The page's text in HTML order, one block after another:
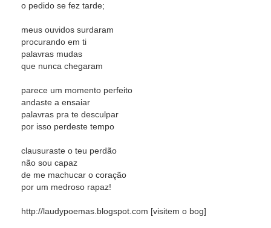
o pedido se fez tarde;
meus ouvidos surdaram
procurando em ti
palavras mudas
que nunca chegaram
parece um momento perfeito
andaste a ensaiar
palavras pra te desculpar
por isso perdeste tempo
clausuraste o teu perdão
não sou capaz
de me machucar o coração
por um medroso rapaz!
http://laudypoemas.blogspot.com [visitem o bog]